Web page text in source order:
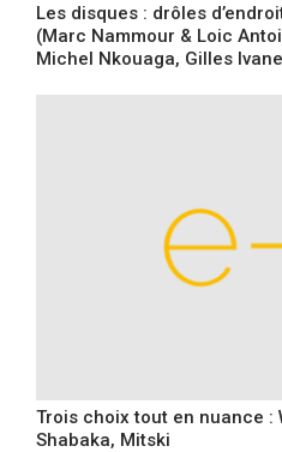
Les disques : drôles
(Marc Nammour & Loic
Michel Nkouaga, Gilles
Trois choix tout en nuance :
Shabaka, Mitski